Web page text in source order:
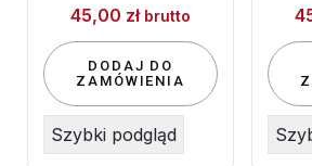
45,00 zł brutto
DODAJ DO
ZAMÓWIENIA
Szybki podgląd